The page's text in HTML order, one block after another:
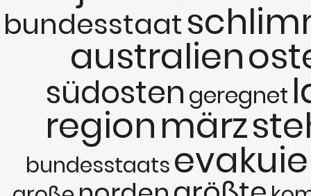
bundesstaat
australien
südosten geregnet
regionmärz
bundesstaats